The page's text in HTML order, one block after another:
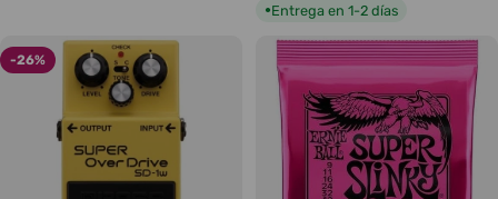
●Entrega en 1-2 días
-26%